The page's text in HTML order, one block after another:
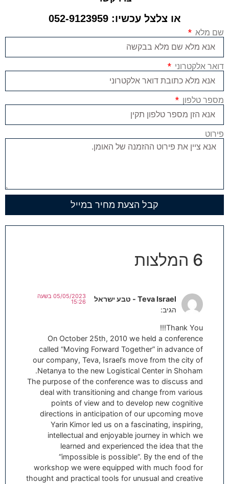
או צלצל עכשיו: 052-9123959
שם מלא
דואר אלקטרוני
מספר טלפון
פירוט
קבל הצעת מחיר במייל
6 המלצות
Teva Israel - טבע ישראל
הגיב:
05/05/2023 בשעה
15:26
Thank You!!!
On October 25th, 2010 we held a conference
called “Moving Forward Together” in advance of
our company, Teva, Israel’s move from the city of
Netanya to the new Logistical Center in Shoham.
The purpose of the conference was to discuss and
deal with transitioning and change from various
points of view and to develop new cognitive
directions in anticipation of our upcoming move
Yarin Kimor led us on a fascinating, inspiring,
intellectual and enjoyable journey in which we
learned and experienced the idea that the
“impossible is possible”. By the end of the
workshop we were equipped with much food for
thought and practical tools for unusual and creative